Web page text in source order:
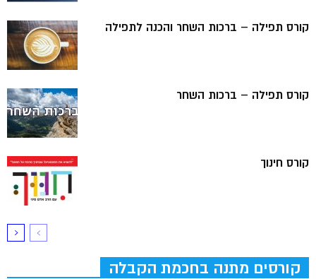
קורס תפילה – ברכות השחר והכנה לתפילה
קורס תפילה – ברכות השחר
קורס חינוך
קורסים מתנה בחכמת הקבלה